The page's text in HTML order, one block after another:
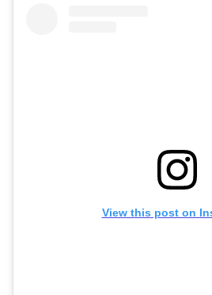
View this post on